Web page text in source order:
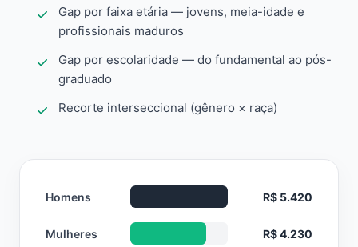
Gap por faixa etária — jovens, meia-idade e
profissionais maduros
Gap por escolaridade — do fundamental ao pós-
graduado
Recorte interseccional (gênero × raça)
Homens R$ 5.420
Mulheres R$ 4.230